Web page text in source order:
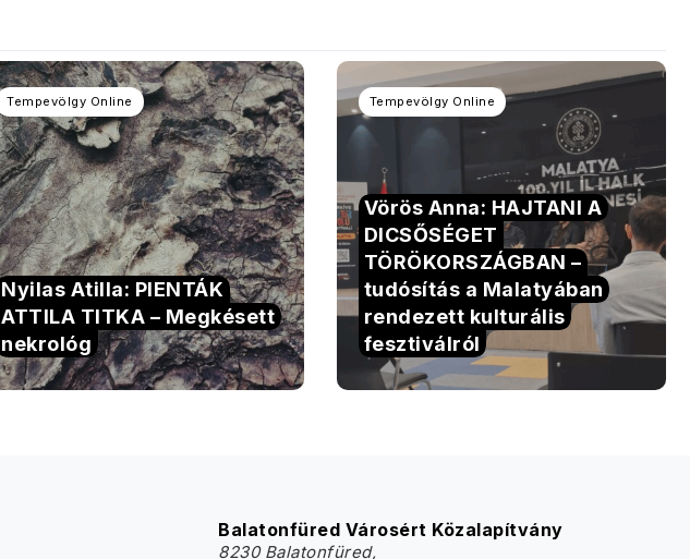
Tempevölgy Online
Nyilas Atilla: PIENTÁK
ATTILA TITKA – Megkésett
nekrológ
Tempevölgy Online
Vörös Anna: HAJTANI A
DICSŐSÉGET
TÖRÖKORSZÁGBAN –
tudósítás a Malatyában
rendezett kulturális
fesztiválról
Balatonfüred Városért Közalapítvány
8230 Balatonfüred,